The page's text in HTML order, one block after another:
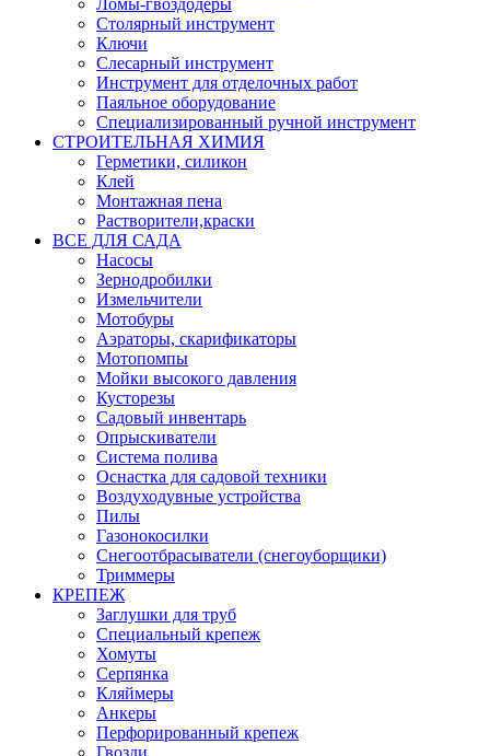
Столярный инструмент
Ключи
Слесарный инструмент
Инструмент для отделочных работ
Паяльное оборудование
Специализированный ручной инструмент
СТРОИТЕЛЬНАЯ ХИМИЯ
Герметики, силикон
Клей
Монтажная пена
Растворители,краски
ВСЕ ДЛЯ САДА
Насосы
Зернодробилки
Измельчители
Мотобуры
Аэраторы, скарификаторы
Мотопомпы
Мойки высокого давления
Кусторезы
Садовый инвентарь
Опрыскиватели
Система полива
Оснастка для садовой техники
Воздуходувные устройства
Пилы
Газонокосилки
Снегоотбрасыватели (снегоуборщики)
Триммеры
КРЕПЕЖ
Заглушки для труб
Специальный крепеж
Хомуты
Серпянка
Кляймеры
Анкеры
Перфорированный крепеж
Гвозди